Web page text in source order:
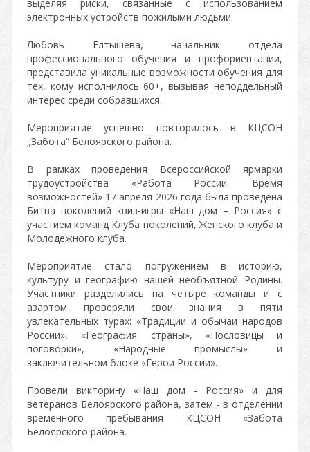
выделяя риски, связанные с использованием
электронных устройств пожилыми людьми.
Любовь Елтышева, начальник отдела
профессионального обучения и профориентации,
представила уникальные возможности обучения для
тех, кому исполнилось 60+, вызывая неподдельный
интерес среди собравшихся.
Мероприятие успешно повторилось в КЦСОН
„Забота“ Белоярского района.
В рамках проведения Всероссийской ярмарки
трудоустройства «Работа России. Время
возможностей» 17 апреля 2026 года была проведена
Битва поколений квиз-игры «Наш дом – Россия» с
участием команд Клуба поколений, Женского клуба и
Молодежного клуба.
Мероприятие стало погружением в историю,
культуру и географию нашей необъятной Родины.
Участники разделились на четыре команды и с
азартом проверяли свои знания в пяти
увлекательных турах: «Традиции и обычаи народов
России», «География страны», «Пословицы и
поговорки», «Народные промыслы» и
заключительном блоке «Герои России».
Провели викторину «Наш дом - Россия» и для
ветеранов Белоярского района, затем - в отделении
временного пребывания КЦСОН «Забота
Белоярского района.